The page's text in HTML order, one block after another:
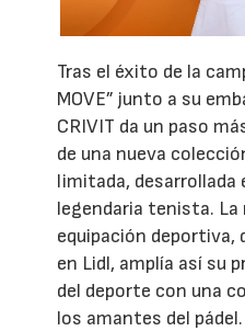
Tras el éxito de la
MOVE” junto a su
CRIVIT da un paso
de una nueva
limitada, desarrollada
legendaria tenista. La
equipación deportiva,
en Lidl, amplía así su
del deporte con una
los amantes del pádel.